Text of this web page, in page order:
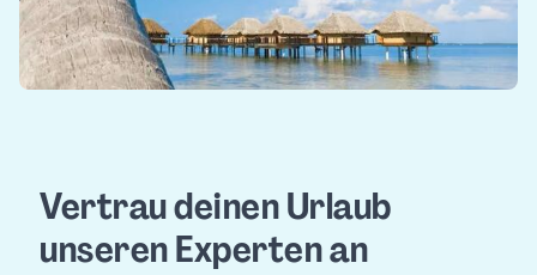
Vertrau deinen Urlaub
unseren Experten an